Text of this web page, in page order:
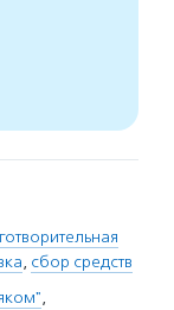
, сбор средств
,